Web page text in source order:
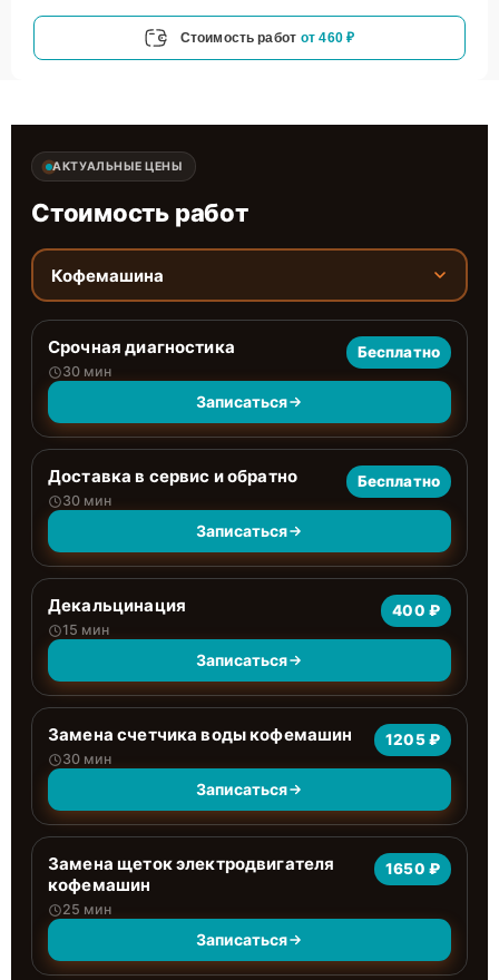
Стоимость работ от 460 ₽
АКТУАЛЬНЫЕ ЦЕНЫ
Стоимость работ
Кофемашина
Срочная диагностика
30 мин
Бесплатно
Записаться
Доставка в сервис и обратно
30 мин
Бесплатно
Записаться
Декальцинация
15 мин
400 ₽
Записаться
Замена счетчика воды кофемашин
30 мин
1205 ₽
Записаться
Замена щеток электродвигателя
кофемашин
25 мин
1650 ₽
Записаться